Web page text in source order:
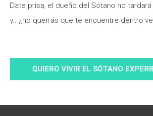
Date prisa, el dueño del Sótano no
y.. ¿no querrás que te encuentre dentro
QUIERO VIVIR EL SÓTANO